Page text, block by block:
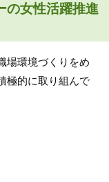
の女性活躍推進
場環境づくりをめ
極的に取り組んで